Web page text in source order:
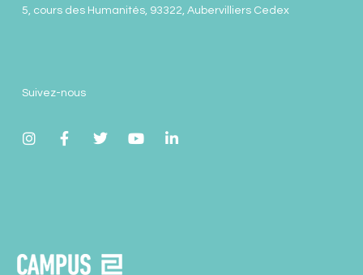
5, cours des Humanités, 93322, Aubervilliers Cedex
Suivez-nous